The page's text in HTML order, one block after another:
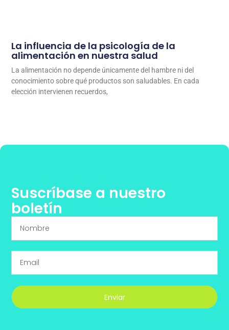
La influencia de la psicología de la
alimentación en nuestra salud
La alimentación no depende únicamente del hambre ni del
conocimiento sobre qué productos son saludables. En cada
elección intervienen recuerdos,
Suscríbase a nuestro
boletín
Enviar